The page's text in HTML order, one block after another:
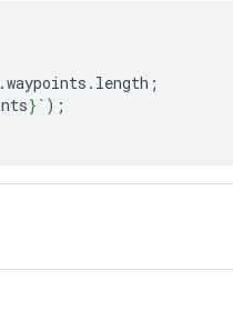
.waypoints . length ;
} ` );